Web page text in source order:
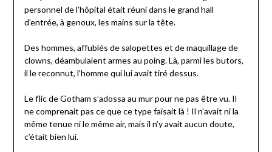
personnel de l’hôpital était réuni dans le grand hall
d’entrée, à genoux, les mains sur la tête.
Des hommes, affublés de salopettes et de maquillage de
clowns, déambulaient armes au poing. Là, parmi les butors,
il le reconnut, l’homme qui lui avait tiré dessus.
Le flic de Gotham s’adossa au mur pour ne pas être vu. Il
ne comprenait pas ce que ce type faisait là ! Il n’avait ni la
même tenue ni le même air, mais il n’y avait aucun doute,
c’était bien lui.